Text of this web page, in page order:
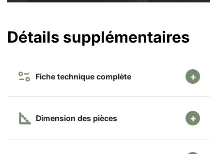
Détails supplémentaires
Fiche technique complète
Dimension des pièces